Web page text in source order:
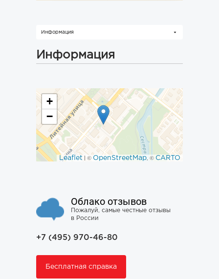
Информация
Информация
+
−
Leaflet | © OpenStreetMap, © CARTO
Облако отзывов
Пожалуй, самые честные отзывы
в России
+7 (495) 970-46-80
Бесплатная справка